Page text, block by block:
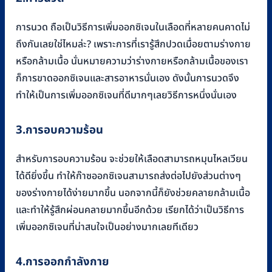
การนวด ถือเป็นวิธีการเพิ่มออกซิเจนในเลือดที่หลายคนคาดไม่
ถึงกันเลยใช่ไหมล่ะ? เพราะการที่เรารู้สึกปวดเมื่อยตามร่างกาย
หรือกล้ามเนื้อ นั่นหมายความว่าร่างกายหรือกล้ามเนื้อของเรา
ก็การขาดออกซิเจนและสารอาหารนั่นเอง ดังนั้นการนวดจึง
ทำให้เป็นการเพิ่มออกซิเจนที่ดีมากๆเลยวิธีการหนึ่งนั่นเอง
3.การอบความร้อน
สำหรับการอบความร้อน จะช่วยให้เลือดสามารถหมุนไหลเวียน
ได้ดียิ่งขึ้น ทำให้ก๊าซออกซิเจนสามารถส่งต่อไปยังส่วนต่างๆ
ของร่างกายได้ง่ายมากขึ้น นอกจากนี้ก็ยังช่วยคลายกล้ามเนื้อ
และทำให้รู้สึกผ่อนคลายมากขึ้นอีกด้วย เรียกได้ว่าเป็นวิธีการ
เพิ่มออกซิเจนที่น่าสนใจเป็นอย่างมากเลยทีเดียว
4.การออกกำลังกาย